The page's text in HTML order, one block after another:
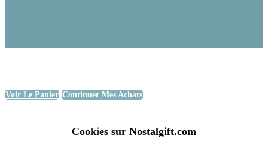
Voir Le Panier Continuer Mes Achats
Cookies sur Nostalgift.com